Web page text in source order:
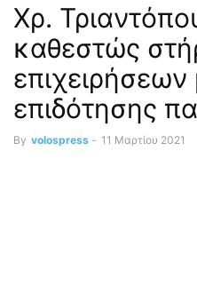
Χρ.
καθεστώς
επιδότησης
By volospress - 11 Μαρτίου 2021